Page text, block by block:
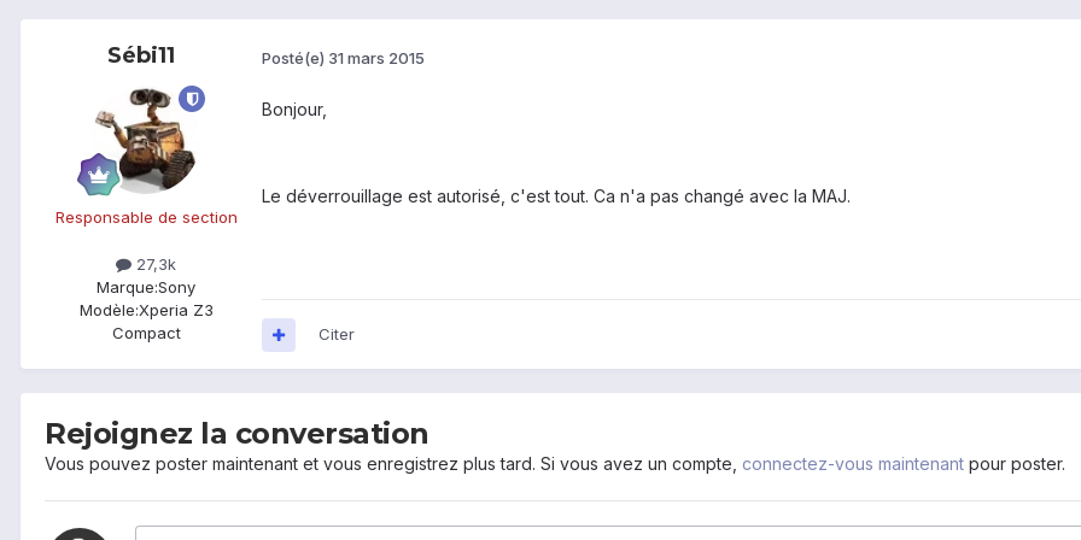
Sébi11
Responsable de section
27,3k
Marque:Sony
Modèle:Xperia Z3
Compact
Posté(e) 31 mars 2015
Bonjour,
Le déverrouillage est autorisé, c'est tout. Ca n'a pas changé avec la MAJ.
Citer
Rejoignez la conversation
Vous pouvez poster maintenant et vous enregistrez plus tard. Si vous avez un compte, connectez-vous maintenant pour poster.